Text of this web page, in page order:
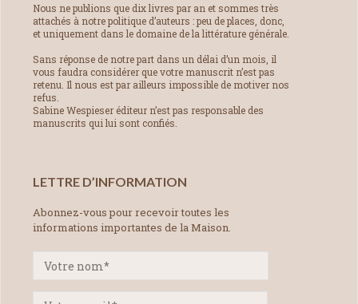
Nous ne publions que dix livres par an et sommes très
attachés à notre politique d’auteurs : peu de places, donc,
et uniquement dans le domaine de la littérature générale.
Sans réponse de notre part dans un délai d’un mois, il
vous faudra considérer que votre manuscrit n’est pas
retenu. Il nous est par ailleurs impossible de motiver nos
refus.
Sabine Wespieser éditeur n’est pas responsable des
manuscrits qui lui sont confiés.
LETTRE D’INFORMATION
Abonnez-vous pour recevoir toutes les
informations importantes de la Maison.